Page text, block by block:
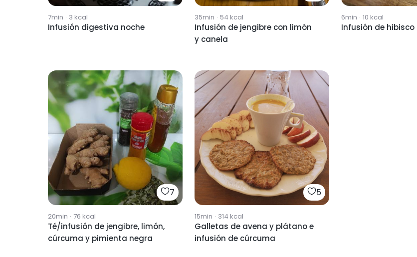
7min · 3 kcal
Infusión digestiva noche
35min · 54 kcal
Infusión de jengibre con limón
y canela
6min · 10 kcal
Infusión de hibisco
7
20min · 76 kcal
Té/infusión de jengibre, limón,
cúrcuma y pimienta negra
5
15min · 314 kcal
Galletas de avena y plátano e
infusión de cúrcuma